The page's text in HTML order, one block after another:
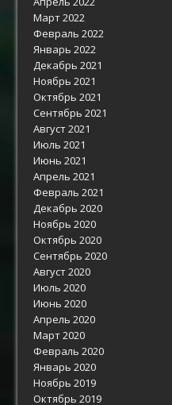
Март 2022
Февраль 2022
Январь 2022
Декабрь 2021
Ноябрь 2021
Октябрь 2021
Сентябрь 2021
Август 2021
Июль 2021
Июнь 2021
Апрель 2021
Февраль 2021
Декабрь 2020
Ноябрь 2020
Октябрь 2020
Сентябрь 2020
Август 2020
Июль 2020
Июнь 2020
Апрель 2020
Март 2020
Февраль 2020
Январь 2020
Ноябрь 2019
Октябрь 2019